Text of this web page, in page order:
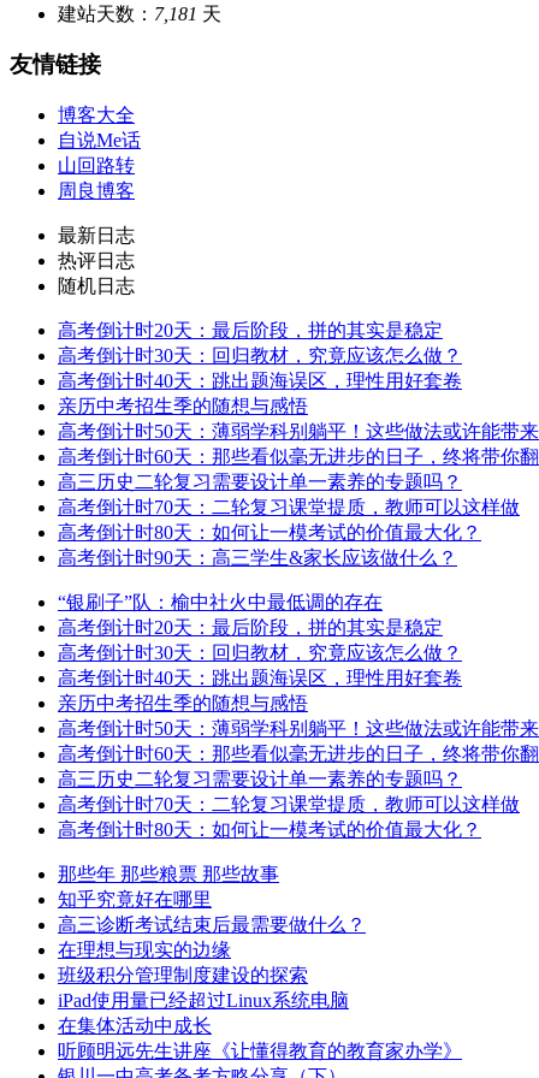
建站天数： 7,181 天
友情链接
博客大全
自说Me话
山回路转
周良博客
最新日志
热评日志
随机日志
高考倒计时20天：最后阶段，拼的其实是稳定
高考倒计时30天：回归教材，究竟应该怎么做？
高考倒计时40天：跳出题海误区，理性用好套卷
亲历中考招生季的随想与感悟
高考倒计时50天：薄弱学科别躺平！这些做法或许能带来
高考倒计时60天：那些看似毫无进步的日子，终将带你
高三历史二轮复习需要设计单一素养的专题吗？
高考倒计时70天：二轮复习课堂提质，教师可以这样做
高考倒计时80天：如何让一模考试的价值最大化？
高考倒计时90天：高三学生&家长应该做什么？
“银刷子”队：榆中社火中最低调的存在
高考倒计时20天：最后阶段，拼的其实是稳定
高考倒计时30天：回归教材，究竟应该怎么做？
高考倒计时40天：跳出题海误区，理性用好套卷
亲历中考招生季的随想与感悟
高考倒计时50天：薄弱学科别躺平！这些做法或许能带来
高考倒计时60天：那些看似毫无进步的日子，终将带你
高三历史二轮复习需要设计单一素养的专题吗？
高考倒计时70天：二轮复习课堂提质，教师可以这样做
高考倒计时80天：如何让一模考试的价值最大化？
那些年 那些粮票 那些故事
知乎究竟好在哪里
高三诊断考试结束后最需要做什么？
在理想与现实的边缘
班级积分管理制度建设的探索
iPad使用量已经超过Linux系统电脑
在集体活动中成长
听顾明远先生讲座《让懂得教育的教育家办学》